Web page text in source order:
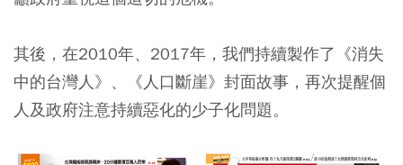
其後，在2010年、2017年，我們持續製作了《消失
中的台灣人》、《人口斷崖》封面故事，再次提醒個
人及政府注意持續惡化的少子化問題。